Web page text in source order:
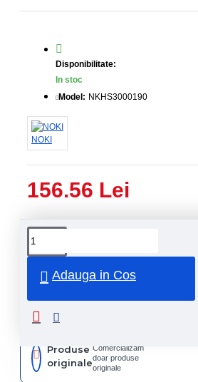
156.56 Lei
Disponibilitate:
In stoc
Model: NKHS3000190
NOKI
Adauga in Cos
curier
Produse
originale
Comercializam
doar produse
originale